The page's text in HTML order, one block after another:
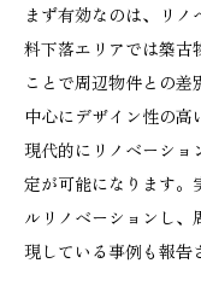
まず有効なのは、リ
料下落エリアでは築古
ことで周辺物件との
中心にデザイン性の高
現代的にリノベーショ
定が可能になります。
ルリノベーションし
現している事例も報告